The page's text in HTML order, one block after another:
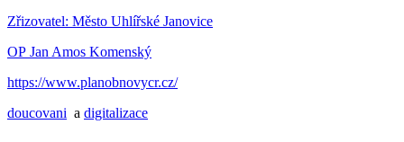
Zřizovatel: Město Uhlířské Janovice
OP Jan Amos Komenský
https://www.planobnovycr.cz/
doucovani a digitalizace